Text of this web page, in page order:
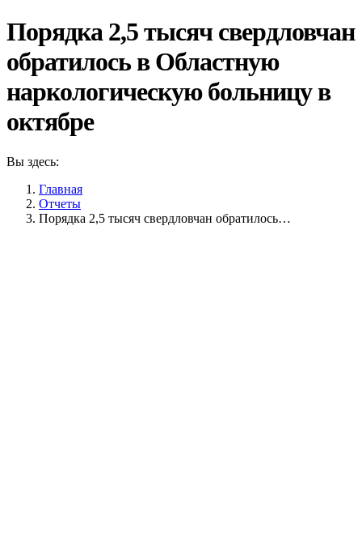
Порядка 2,5 тысяч свердловчан
обратилось в Областную
наркологическую больницу в
октябре
Вы здесь:
Главная
Отчеты
Порядка 2,5 тысяч свердловчан обратилось…